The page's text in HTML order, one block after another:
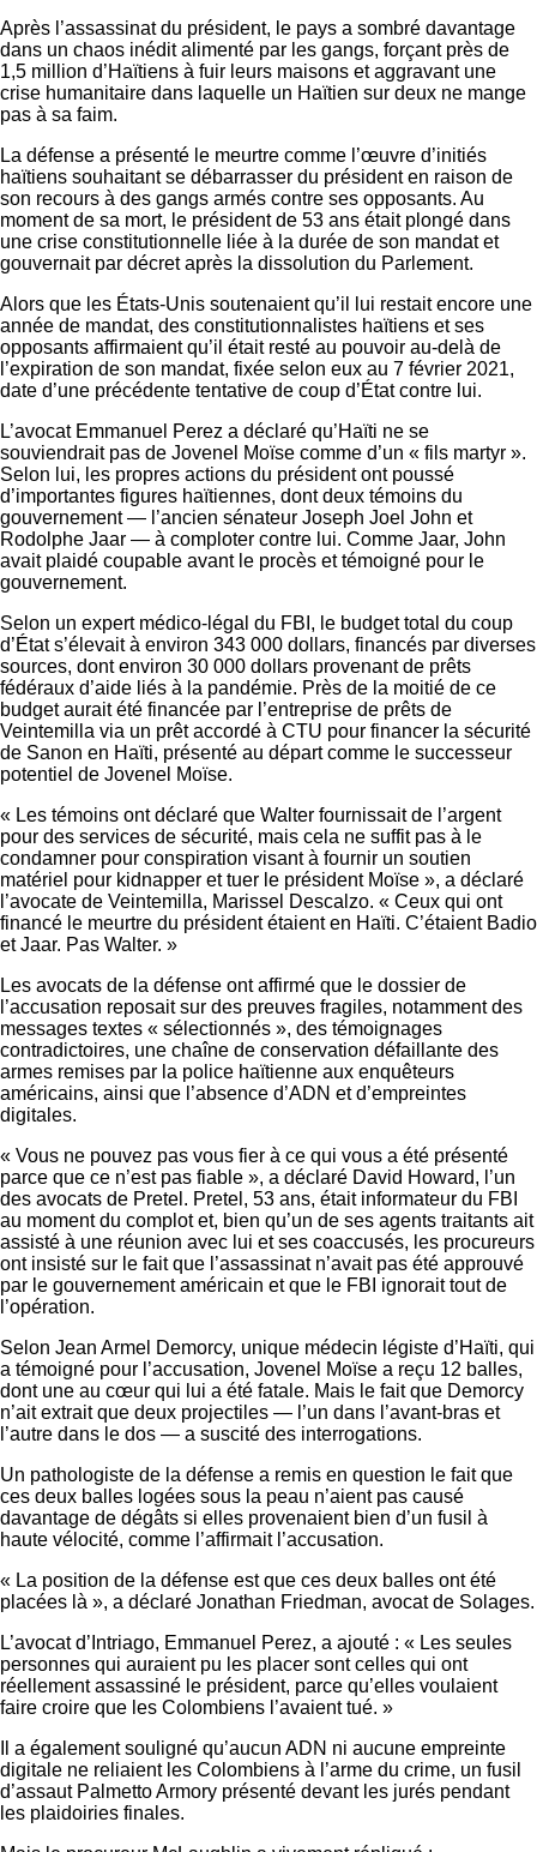
Après l’assassinat du président, le pays a sombré davantage
dans un chaos inédit alimenté par les gangs, forçant près de
1,5 million d’Haïtiens à fuir leurs maisons et aggravant une
crise humanitaire dans laquelle un Haïtien sur deux ne mange
pas à sa faim.
La défense a présenté le meurtre comme l’œuvre d’initiés
haïtiens souhaitant se débarrasser du président en raison de
son recours à des gangs armés contre ses opposants. Au
moment de sa mort, le président de 53 ans était plongé dans
une crise constitutionnelle liée à la durée de son mandat et
gouvernait par décret après la dissolution du Parlement.
Alors que les États-Unis soutenaient qu’il lui restait encore une
année de mandat, des constitutionnalistes haïtiens et ses
opposants affirmaient qu’il était resté au pouvoir au-delà de
l’expiration de son mandat, fixée selon eux au 7 février 2021,
date d’une précédente tentative de coup d’État contre lui.
L’avocat Emmanuel Perez a déclaré qu’Haïti ne se
souviendrait pas de Jovenel Moïse comme d’un « fils martyr ».
Selon lui, les propres actions du président ont poussé
d’importantes figures haïtiennes, dont deux témoins du
gouvernement — l’ancien sénateur Joseph Joel John et
Rodolphe Jaar — à comploter contre lui. Comme Jaar, John
avait plaidé coupable avant le procès et témoigné pour le
gouvernement.
Selon un expert médico-légal du FBI, le budget total du coup
d’État s’élevait à environ 343 000 dollars, financés par diverses
sources, dont environ 30 000 dollars provenant de prêts
fédéraux d’aide liés à la pandémie. Près de la moitié de ce
budget aurait été financée par l’entreprise de prêts de
Veintemilla via un prêt accordé à CTU pour financer la sécurité
de Sanon en Haïti, présenté au départ comme le successeur
potentiel de Jovenel Moïse.
« Les témoins ont déclaré que Walter fournissait de l’argent
pour des services de sécurité, mais cela ne suffit pas à le
condamner pour conspiration visant à fournir un soutien
matériel pour kidnapper et tuer le président Moïse », a déclaré
l’avocate de Veintemilla, Marissel Descalzo. « Ceux qui ont
financé le meurtre du président étaient en Haïti. C’étaient Badio
et Jaar. Pas Walter. »
Les avocats de la défense ont affirmé que le dossier de
l’accusation reposait sur des preuves fragiles, notamment des
messages textes « sélectionnés », des témoignages
contradictoires, une chaîne de conservation défaillante des
armes remises par la police haïtienne aux enquêteurs
américains, ainsi que l’absence d’ADN et d’empreintes
digitales.
« Vous ne pouvez pas vous fier à ce qui vous a été présenté
parce que ce n’est pas fiable », a déclaré David Howard, l’un
des avocats de Pretel. Pretel, 53 ans, était informateur du FBI
au moment du complot et, bien qu’un de ses agents traitants ait
assisté à une réunion avec lui et ses coaccusés, les procureurs
ont insisté sur le fait que l’assassinat n’avait pas été approuvé
par le gouvernement américain et que le FBI ignorait tout de
l’opération.
Selon Jean Armel Demorcy, unique médecin légiste d’Haïti, qui
a témoigné pour l’accusation, Jovenel Moïse a reçu 12 balles,
dont une au cœur qui lui a été fatale. Mais le fait que Demorcy
n’ait extrait que deux projectiles — l’un dans l’avant-bras et
l’autre dans le dos — a suscité des interrogations.
Un pathologiste de la défense a remis en question le fait que
ces deux balles logées sous la peau n’aient pas causé
davantage de dégâts si elles provenaient bien d’un fusil à
haute vélocité, comme l’affirmait l’accusation.
« La position de la défense est que ces deux balles ont été
placées là », a déclaré Jonathan Friedman, avocat de Solages.
L’avocat d’Intriago, Emmanuel Perez, a ajouté : « Les seules
personnes qui auraient pu les placer sont celles qui ont
réellement assassiné le président, parce qu’elles voulaient
faire croire que les Colombiens l’avaient tué. »
Il a également souligné qu’aucun ADN ni aucune empreinte
digitale ne reliaient les Colombiens à l’arme du crime, un fusil
d’assaut Palmetto Armory présenté devant les jurés pendant
les plaidoiries finales.